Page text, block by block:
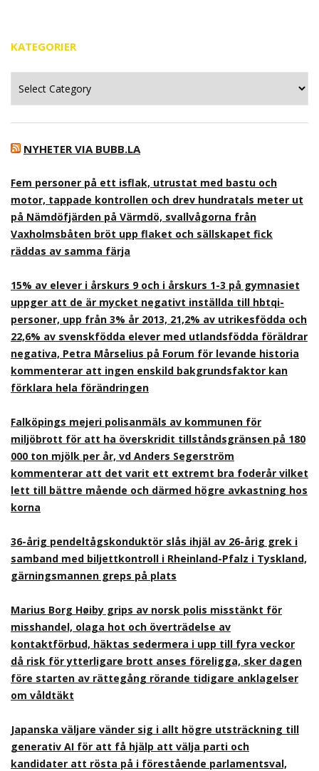
KATEGORIER
NYHETER VIA BUBB.LA
Fem personer på ett isflak, utrustat med bastu och
motor, tappade kontrollen och drev hundratals meter ut
på Nämdöfjärden på Värmdö, svallvågorna från
Vaxholmsbåten bröt upp flaket och sällskapet fick
räddas av samma färja
15% av elever i årskurs 9 och i årskurs 1-3 på gymnasiet
uppger att de är mycket negativt inställda till hbtqi-
personer, upp från 3% år 2013, 21,2% av utrikesfödda och
22,6% av svenskfödda elever med utlandsfödda föräldrar
negativa, Petra Mårselius på Forum för levande historia
kommenterar att ingen enskild bakgrundsfaktor kan
förklara hela förändringen
Falköpings mejeri polisanmäls av kommunen för
miljöbrott för att ha överskridit tillståndsgränsen på 180
000 ton mjölk per år, vd Anders Segerström
kommenterar att det varit ett extremt bra foderår vilket
lett till bättre mående och därmed högre avkastning hos
korna
36-årig pendeltågskonduktör slås ihjäl av 26-årig grek i
samband med biljettkontroll i Rheinland-Pfalz i Tyskland,
gärningsmannen greps på plats
Marius Borg Høiby grips av norsk polis misstänkt för
misshandel, olaga hot och överträdelse av
kontaktförbud, häktas sedermera i upp till fyra veckor
då risk för ytterligare brott anses föreligga, sker dagen
före starten av rättegång rörande tidigare anklagelser
om våldtäkt
Japanska väljare vänder sig i allt högre utsträckning till
generativ AI för att få hjälp att välja parti och
kandidater att rösta på i förestående parlamentsval,